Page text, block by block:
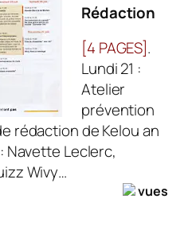
Rédaction
[4 PAGES].
Lundi 21 :
Atelier
prévention
rédaction de Kelou an
Navette Leclerc,
Wivy…
vues